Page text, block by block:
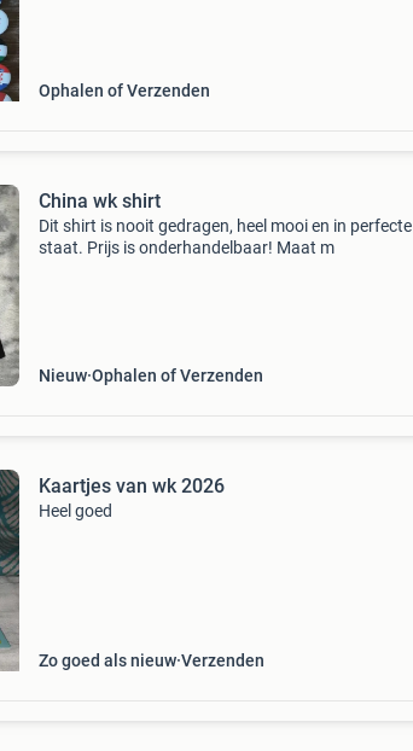
Ophalen of Verzenden
China wk shirt
Dit shirt is nooit gedragen, heel mooi en in perfecte
staat. Prijs is onderhandelbaar! Maat m
Nieuw Ophalen of Verzenden
Kaartjes van wk 2026
Heel goed
Zo goed als nieuw Verzenden